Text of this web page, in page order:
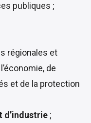
publiques ;
régionales et
de
et de la protection
d’industrie ;